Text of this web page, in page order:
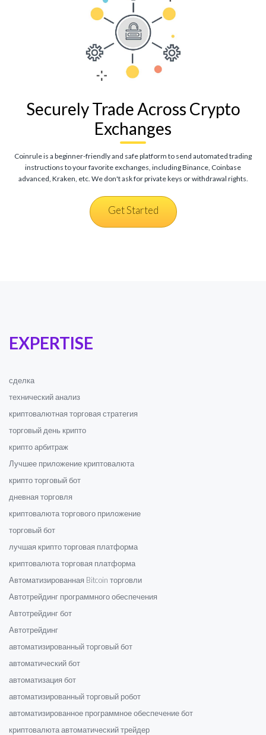
EXPERTISE
сделка
технический анализ
криптовалютная торговая стратегия
торговый день крипто
крипто арбитраж
Лучшее приложение криптовалюта
крипто торговый бот
дневная торговля
криптовалюта торгового приложение
торговый бот
лучшая крипто торговая платформа
криптовалюта торговая платформа
Автоматизированная Bitcoin торговли
Автотрейдинг программного обеспечения
Автотрейдинг бот
Автотрейдинг
автоматизированный торговый бот
автоматический бот
автоматизация бот
автоматизированный торговый робот
автоматизированное программное обеспечение бот
криптовалюта автоматический трейдер
Securely Trade Across Crypto
Exchanges
Coinrule is a beginner-friendly and safe platform to send automated trading
instructions to your favorite exchanges, including Binance, Coinbase
advanced, Kraken, etc. We don't ask for private keys or withdrawal rights.
Get Started